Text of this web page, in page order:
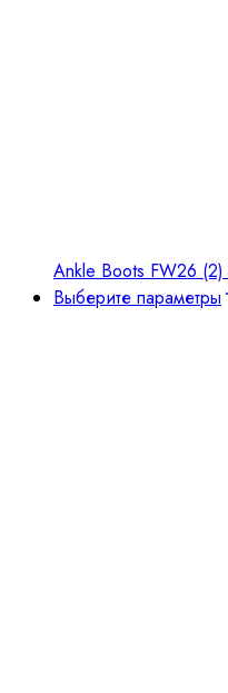
Ankle Boots FW26 (2)
Выберите параметры